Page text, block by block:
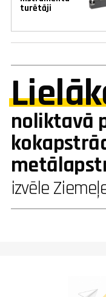
turētāji
noliktavā
izvēle